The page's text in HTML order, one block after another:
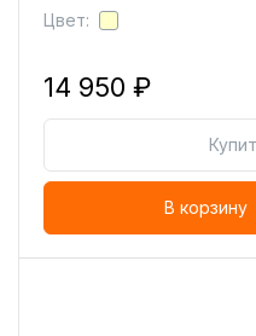
Цвет:
14 950 ₽
В корзину